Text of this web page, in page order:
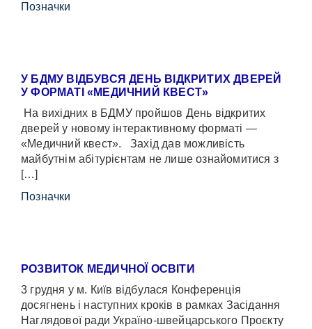
Позначки
У БДМУ ВІДБУВСЯ ДЕНЬ ВІДКРИТИХ ДВЕРЕЙ
У ФОРМАТІ «МЕДИЧНИЙ КВЕСТ»
На вихідних в БДМУ пройшов День відкритих
дверей у новому інтерактивному форматі —
«Медичний квест». Захід дав можливість
майбутнім абітурієнтам не лише ознайомитися з
[…]
Позначки
РОЗВИТОК МЕДИЧНОЇ ОСВІТИ
3 грудня у м. Київ відбулася Конференція
досягнень і наступних кроків в рамках Засідання
Наглядової ради Україно-швейцарського Проєкту